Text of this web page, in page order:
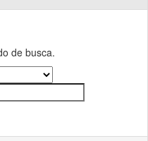
de busca.